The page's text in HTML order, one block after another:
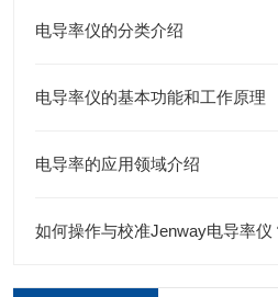
电导率仪的分类介绍
电导率仪的基本功能和工作原理
电导率的应用领域介绍
如何操作与校准Jenway电导率